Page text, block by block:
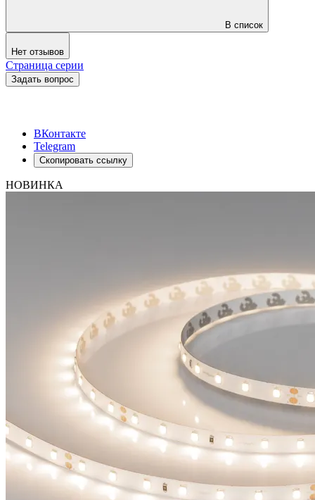
В список
Нет отзывов
Страница серии
Задать вопрос
ВКонтакте
Telegram
Скопировать ссылку
НОВИНКА